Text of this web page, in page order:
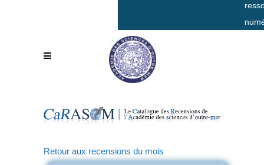
Retour aux recensions du mois